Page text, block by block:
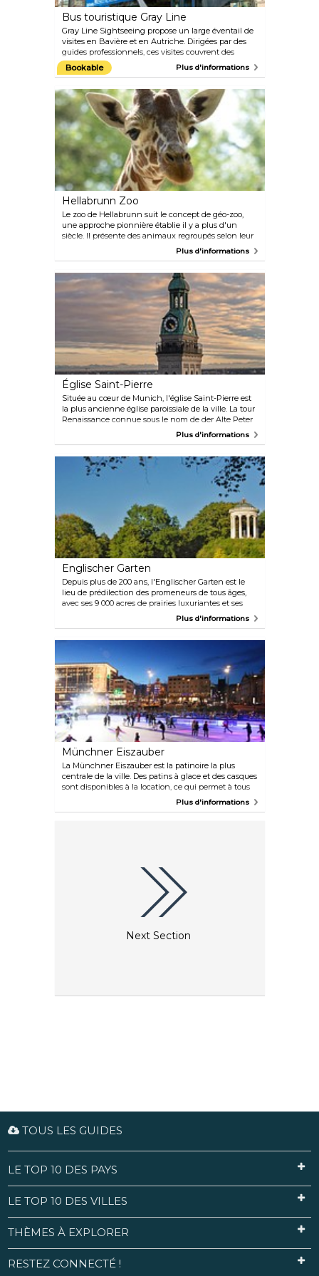
Bus touristique Gray Line
Gray Line Sightseeing propose un large éventail de
visites en Bavière et en Autriche. Dirigées par des
guides professionnels, ces visites couvrent des
attractions populaires telles que les châteaux de
conte de fées du roi Ludwig II, notamment
Mozart, Salzbourg en Autriche.
Bookable Plus d'informations
Hellabrunn Zoo
Le zoo de Hellabrunn suit le concept de géo-zoo,
une approche pionnière établie il y a plus d'un
siècle. Il présente des animaux regroupés selon leur
continent d'origine, dans le but de les maintenir
d'animaux sauvages du monde entier en une seule
journée, notamment des pingouins, des éléphants,
des kangourous, des otaries et des oiseaux de proie.
Plus d'informations
Église Saint-Pierre
Située au cœur de Munich, l'église Saint-Pierre est
la plus ancienne église paroissiale de la ville. La tour
Renaissance connue sous le nom de der Alte Peter
(le Vieux Pierre) est un monument de la ville et
Plus d'informations
Englischer Garten
Depuis plus de 200 ans, l'Englischer Garten est le
lieu de prédilection des promeneurs de tous âges,
avec ses 9 000 acres de prairies luxuriantes et ses
Biergartens accueillants. Le paradis des loisirs
Plus d'informations
Münchner Eiszauber
La Münchner Eiszauber est la patinoire la plus
centrale de la ville. Des patins à glace et des casques
sont disponibles à la location, ce qui permet à tous
les visiteurs d'accéder à la patinoire. De plus, vous
pourrez déguster une variété de plats et de boissons
Plus d'informations
Next Section
TOUS LES GUIDES
LE TOP 10 DES PAYS
LE TOP 10 DES VILLES
THÈMES À EXPLORER
RESTEZ CONNECTÉ !